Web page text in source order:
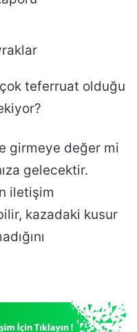
teferruat olduğu
girmeye değer mi
gelecektir.
iletişim
kazadaki kusur